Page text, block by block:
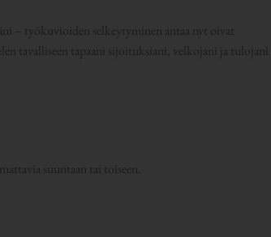
– työkuvioiden selkeytyminen antaa nyt oivat
tavalliseen tapaani sijoituksiani, velkojani ja tulojani –
suuntaan tai toiseen.